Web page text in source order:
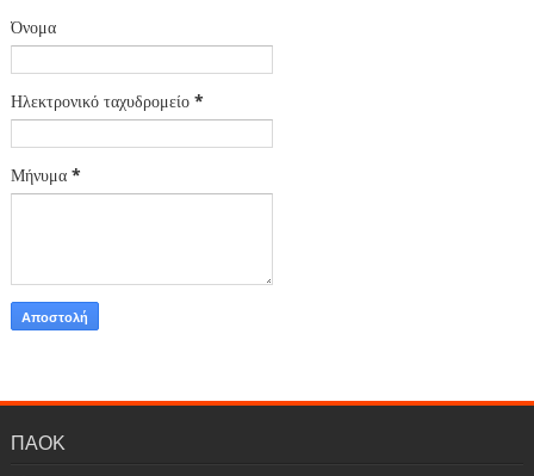
Όνομα
Ηλεκτρονικό ταχυδρομείο *
Μήνυμα *
ΠΑΟΚ